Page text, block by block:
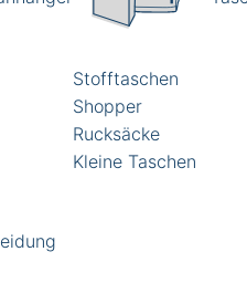
Stofftaschen
Shopper
Rucksäcke
Kleine Taschen